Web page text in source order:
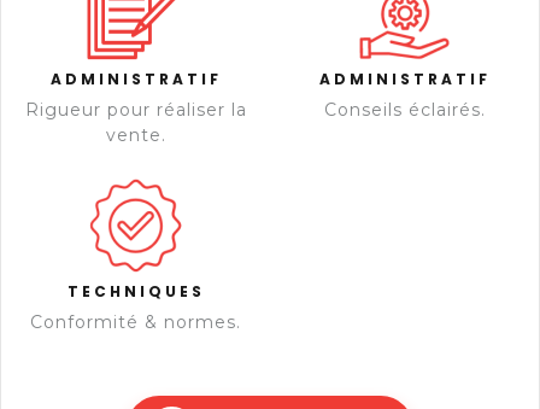
ADMINISTRATIF
Rigueur pour réaliser la
vente.
ADMINISTRATIF
Conseils éclairés.
TECHNIQUES
Conformité & normes.